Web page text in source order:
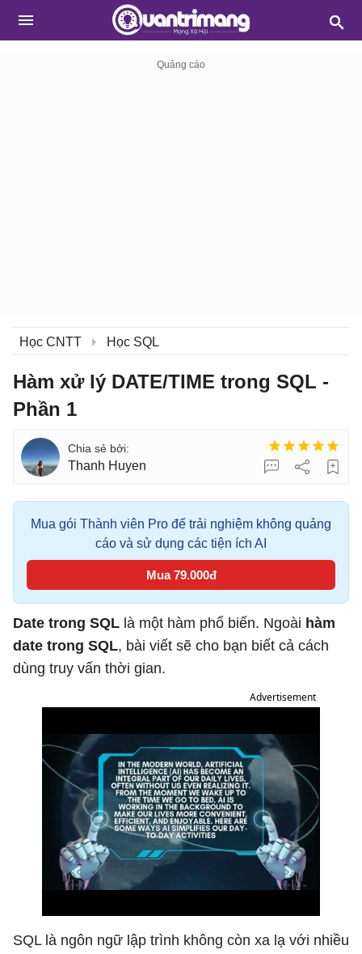
Học CNTT Học SQL
Hàm xử lý DATE/TIME trong SQL -
Phần 1
Thanh Huyen
Mua gói Thành viên Pro để trải nghiệm không quảng
cáo và sử dụng các tiện ích AI
Mua 79.000đ
Date trong SQL là một hàm phổ biến. Ngoài hàm
date trong SQL, bài viết sẽ cho bạn biết cả cách
dùng truy vấn thời gian.
Advertisement
SQL là ngôn ngữ lập trình không còn xa lạ với nhiều